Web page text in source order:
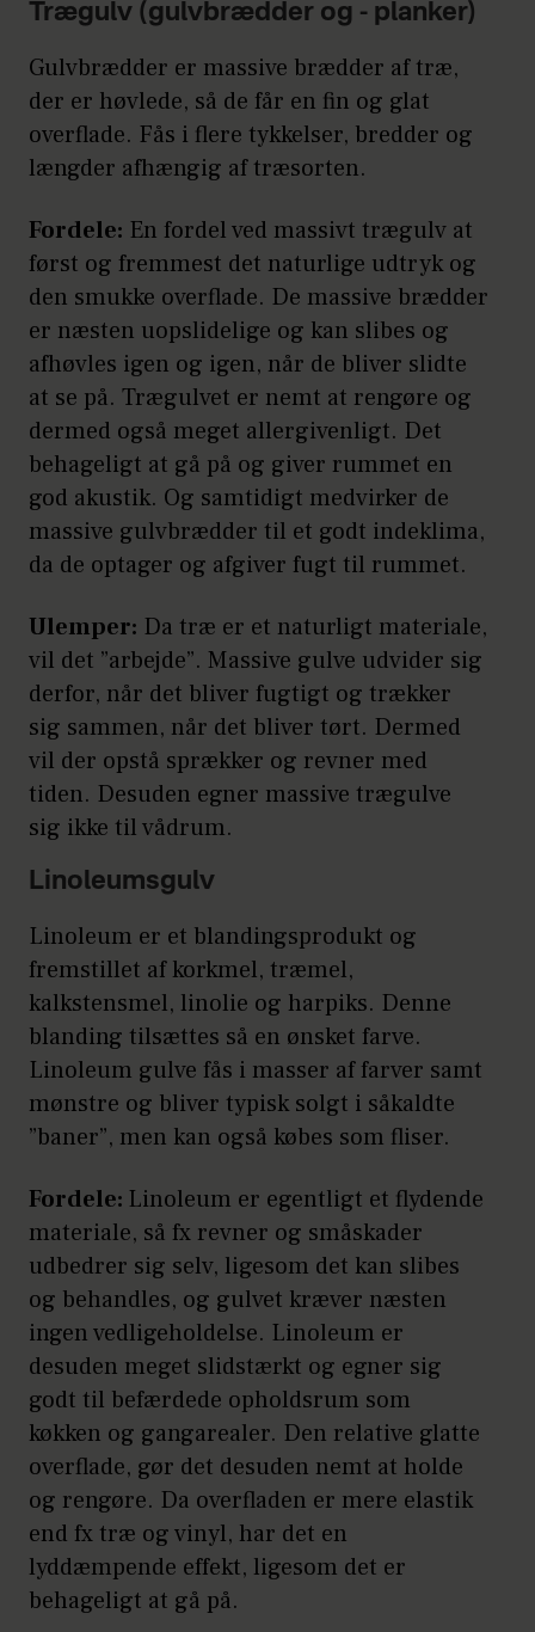
Trægulv (gulvbrædder og - planker)
Gulvbrædder er massive brædder af træ,
der er høvlede, så de får en fin og glat
overflade. Fås i flere tykkelser, bredder og
længder afhængig af træsorten.
Fordele: En fordel ved massivt trægulv at
først og fremmest det naturlige udtryk og
den smukke overflade. De massive brædder
er næsten uopslidelige og kan slibes og
afhøvles igen og igen, når de bliver slidte
at se på. Trægulvet er nemt at rengøre og
dermed også meget allergivenligt. Det
behageligt at gå på og giver rummet en
god akustik. Og samtidigt medvirker de
massive gulvbrædder til et godt indeklima,
da de optager og afgiver fugt til rummet.
Ulemper: Da træ er et naturligt materiale,
vil det ”arbejde”. Massive gulve udvider sig
derfor, når det bliver fugtigt og trækker
sig sammen, når det bliver tørt. Dermed
vil der opstå sprækker og revner med
tiden. Desuden egner massive trægulve
sig ikke til vådrum.
Linoleumsgulv
Linoleum er et blandingsprodukt og
fremstillet af korkmel, træmel,
kalkstensmel, linolie og harpiks. Denne
blanding tilsættes så en ønsket farve.
Linoleum gulve fås i masser af farver samt
mønstre og bliver typisk solgt i såkaldte
”baner”, men kan også købes som fliser.
Fordele: Linoleum er egentligt et flydende
materiale, så fx revner og småskader
udbedrer sig selv, ligesom det kan slibes
og behandles, og gulvet kræver næsten
ingen vedligeholdelse. Linoleum er
desuden meget slidstærkt og egner sig
godt til befærdede opholdsrum som
køkken og gangarealer. Den relative glatte
overflade, gør det desuden nemt at holde
og rengøre. Da overfladen er mere elastik
end fx træ og vinyl, har det en
lyddæmpende effekt, ligesom det er
behageligt at gå på.